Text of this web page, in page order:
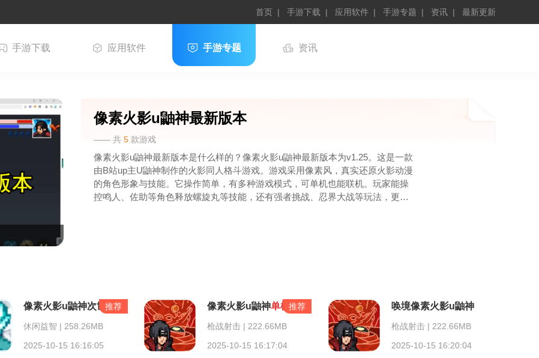
首页 手游下载 应用软件 手游专题 资讯 最新更新
手游下载 应用软件 手游专题 资讯
像素火影u鼬神最新版本
—— 共 5 款游戏
像素火影u鼬神最新版本是什么样的？像素火影u鼬神最新版本为v1.25。这是一款
由B站up主U鼬神制作的火影同人格斗游戏。游戏采用像素风，真实还原火影动漫
的角色形象与技能。它操作简单，有多种游戏模式，可单机也能联机。玩家能操
控鸣人、佐助等角色释放螺旋丸等技能，还有强者挑战、忍界大战等玩法，更新
像素火影u鼬神次世代
休闲益智 | 258.26MB
2025-10-15 16:16:05
推荐 像素火影u鼬神单机版
枪战射击 | 222.66MB
2025-10-15 16:17:04
推荐 唤境像素火影u鼬神
枪战射击 | 222.66MB
2025-10-15 16:20:04